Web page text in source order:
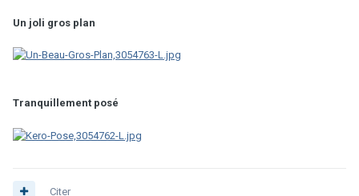
Un joli gros plan
Tranquillement posé
Citer